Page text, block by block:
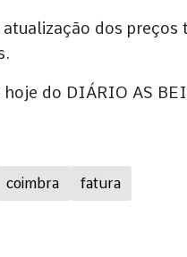
coimbra fatura
dos preços
do DIÁRIO AS